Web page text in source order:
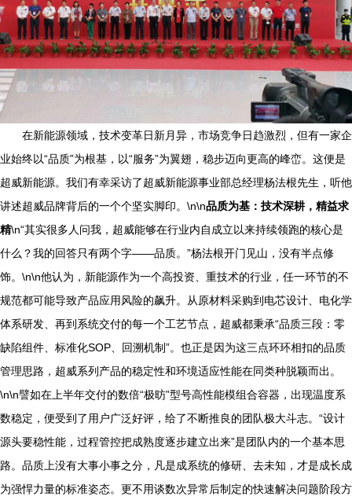
在新能源领域，技术变革日新月异，市场竞争日趋激烈，但有一家企
业始终以“品质”为根基，以“服务”为翼翅，稳步迈向更高的峰峦。这便是
超威新能源。我们有幸采访了超威新能源事业部总经理杨法根先生，听他
讲述超威品牌背后的一个个坚实脚印。\n\n品质为基：技术深耕，精益求
精\n“其实很多人问我，超威能够在行业内自成立以来持续领跑的核心是
什么？我的回答只有两个字——品质。”杨法根开门见山，没有半点修
饰。\n\n他认为，新能源作为一个高投资、重技术的行业，任一环节的不
规范都可能导致产品应用风险的飙升。从原材料采购到电芯设计、电化学
体系研发、再到系统交付的每一个工艺节点，超威都秉承“品质三段：零
缺陷组件、标准化SOP、回溯机制”。也正是因为这三点环环相扣的品质
管理思路，超威系列产品的稳定性和环境适应性能在同类种脱颖而出。
\n\n譬如在上半年交付的数倍“极昉”型号高性能模组合容器，出现温度系
数稳定，便受到了用户广泛好评，给了不断推良的团队极大斗志。“设计
源头要稳性能，过程管控把成熟度逐步建立出来”是团队内的一个基本思
路。品质上没有大事小事之分，凡是成系统的修研、去未知，才是成长成
为强悍力量的标准姿态。更不用谈数次异常后制定的快速解决问题阶段方